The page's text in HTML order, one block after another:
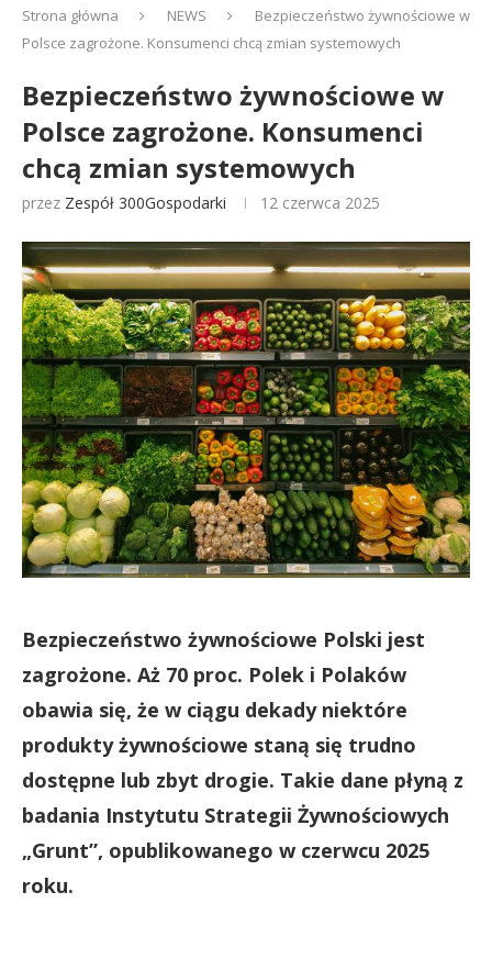
Strona główna NEWS
Bezpieczeństwo żywnościowe w
Polsce zagrożone. Konsumenci chcą zmian systemowych
Bezpieczeństwo żywnościowe w
Polsce zagrożone. Konsumenci
chcą zmian systemowych
przez Zespół 300Gospodarki 12 czerwca 2025
Bezpieczeństwo żywnościowe Polski jest
zagrożone. Aż 70 proc. Polek i Polaków
obawia się, że w ciągu dekady niektóre
produkty żywnościowe staną się trudno
dostępne lub zbyt drogie. Takie dane płyną z
badania Instytutu Strategii Żywnościowych
„Grunt”, opublikowanego w czerwcu 2025
roku.